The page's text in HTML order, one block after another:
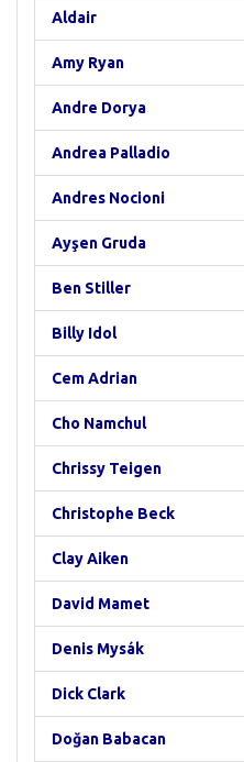
Aldair
Amy Ryan
Andre Dorya
Andrea Palladio
Andres Nocioni
Ayşen Gruda
Ben Stiller
Billy Idol
Cem Adrian
Cho Namchul
Chrissy Teigen
Christophe Beck
Clay Aiken
David Mamet
Denis Mysák
Dick Clark
Doğan Babacan